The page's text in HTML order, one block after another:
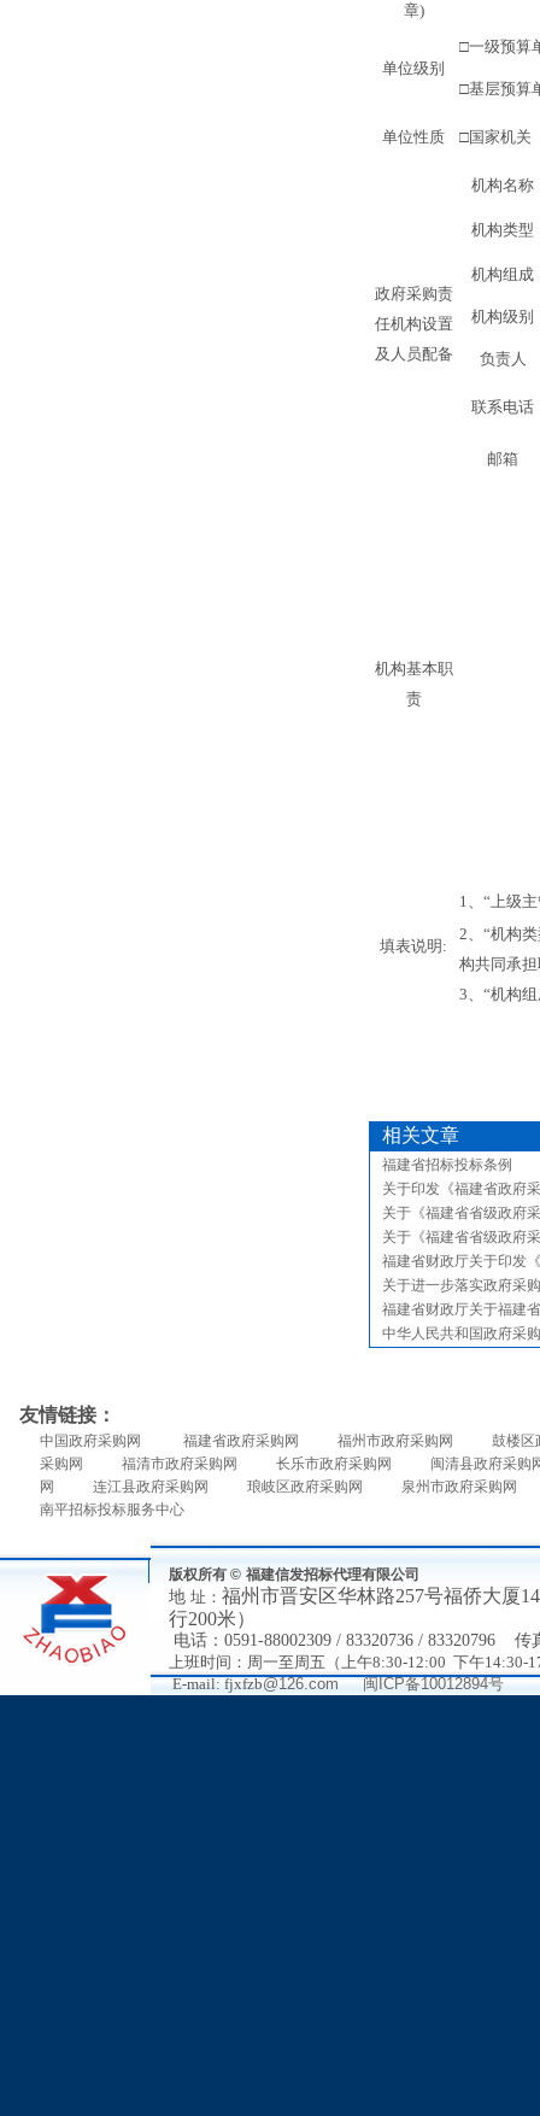
章)
单位级别
□一级预算
□基层预算
单位性质 □国家机关
政府采购责
任机构设置
及人员配备
机构名称
机构类型
机构组成
机构级别
负责人
联系电话
邮箱
机构基本职
责
填表说明 :
1、“上级
2、“机构
构共同承
3、“机构
相关文章
福建省招标投标条例
关于印发《福建省政府
关于《福建省省级政府
关于《福建省省级政府
福建省财政厅关于印发
关于进一步落实政府采
福建省财政厅关于福建
中华人民共和国政府采
友情链接：
中国政府采购网 福建省政府采购网 福州市政府采购网
鼓楼区
采购网
福清市政府采购网 长乐市政府采购网
闽清县政府采购
网
连江县政府采购网 琅岐区政府采购网
泉州市政府采购网
南平招标投标服务中心
版权所有 © 福建信发招标代理有限公司
地 址： 福州市晋安区华林路257号福侨大厦
行200米）
电话： 0591-88002309 / 83320736 / 83320796 传
上班时间：周一至周五（上午8:30-12:00 下午14:30-
E-mail: fjxfzb@126.com 闽ICP备10012894号